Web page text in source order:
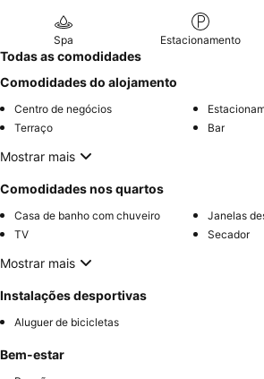
Spa Estacionamento
Todas as comodidades
Comodidades do alojamento
Centro de negócios
Terraço
Bar
Mostrar mais
Comodidades nos quartos
Casa de banho com chuveiro
Janelas
TV
Secador
Mostrar mais
Instalações desportivas
Aluguer de bicicletas
Bem-estar